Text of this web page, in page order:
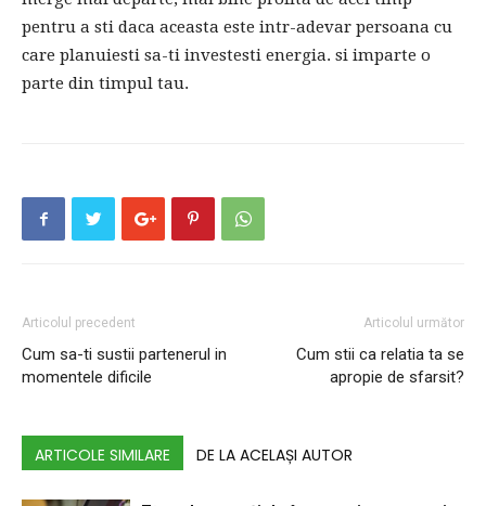
pentru a sti daca aceasta este intr-adevar persoana cu
care planuiesti sa-ti investesti energia. si imparte o
parte din timpul tau.
Articolul precedent
Cum sa-ti sustii partenerul in
momentele dificile
Articolul următor
Cum stii ca relatia ta se
apropie de sfarsit?
ARTICOLE SIMILARE DE LA ACELAȘI AUTOR